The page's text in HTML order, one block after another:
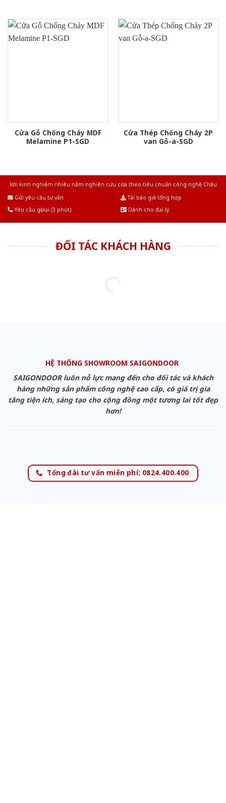
Cửa Gỗ Chống Cháy MDF
Melamine P1-SGD
Cửa Thép Chống Cháy 2P
van Gỗ-a-SGD
Với kinh nghiệm nhiêu năm nghiên cứu cửa theo tiêu chuẩn công nghệ Châu
Gửi yêu cầu tư vấn
Tải báo giá tổng hợp
Yêu cầu gọi lại (3 phút)
Dành cho đại lý
ĐỐI TÁC KHÁCH HÀNG
HỆ THỐNG SHOWROOM SAIGONDOOR
SAIGONDOOR luôn nỗ lực mang đến cho đối tác và khách
hàng những sản phẩm công nghệ cao cấp, có giá trị gia
tăng tiện ích, sáng tạo cho cộng đồng một tương lai tốt đẹp
hơn!
Tổng đài tư vấn miễn phí: 0824.400.400